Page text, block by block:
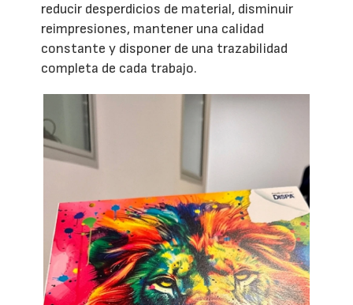
reducir desperdicios de material, disminuir
reimpresiones, mantener una calidad
constante y disponer de una trazabilidad
completa de cada trabajo.